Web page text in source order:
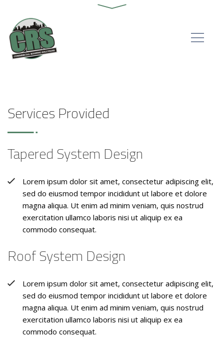
Services Provided
Tapered System Design
Lorem ipsum dolor sit amet, consectetur adipiscing elit,
sed do eiusmod tempor incididunt ut labore et dolore
magna aliqua. Ut enim ad minim veniam, quis nostrud
exercitation ullamco laboris nisi ut aliquip ex ea
commodo consequat.
Roof System Design
Lorem ipsum dolor sit amet, consectetur adipiscing elit,
sed do eiusmod tempor incididunt ut labore et dolore
magna aliqua. Ut enim ad minim veniam, quis nostrud
exercitation ullamco laboris nisi ut aliquip ex ea
commodo consequat.